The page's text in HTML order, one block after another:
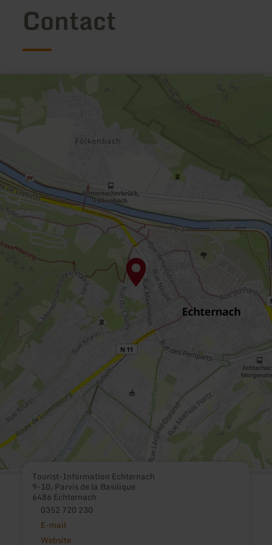
Contact
Tourist-Information Echternach
9-10, Parvis de la Basilique
6486 Echternach
0352 720 230
E-mail
Website